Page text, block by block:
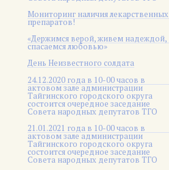
Мониторинг наличия лекарственных
препаратов!
«Держимся верой, живем надеждой,
спасаемся любовью»
День Неизвестного солдата
24.12.2020 года в 10-00 часов в
актовом зале администрации
Тайгинского городского округа
состоится очередное заседание
Совета народных депутатов ТГО
21.01.2021 года в 10-00 часов в
актовом зале администрации
Тайгинского городского округа
состоится очередное заседание
Совета народных депутатов ТГО